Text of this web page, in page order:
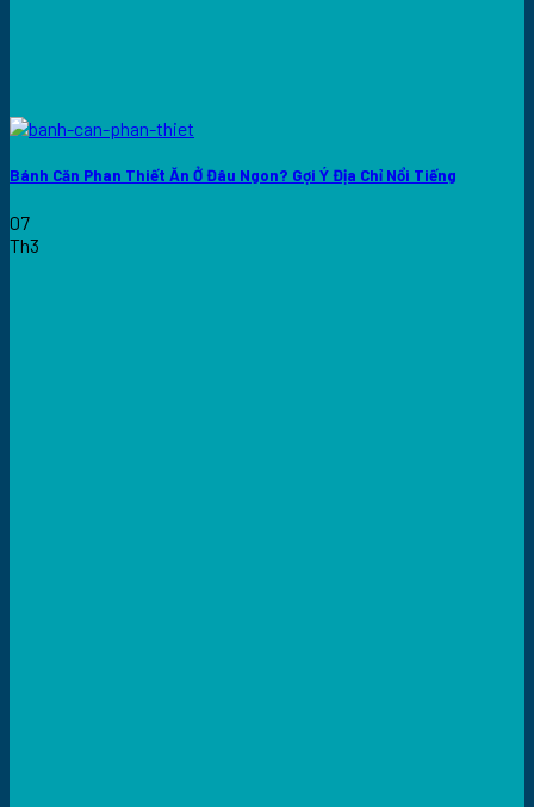
Bánh Căn Phan Thiết Ăn Ở Đâu Ngon? Gợi Ý Địa Chỉ Nổi Tiếng
07
Th3